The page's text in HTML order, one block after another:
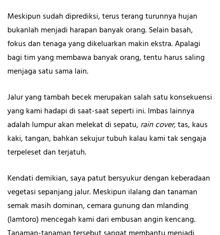
Meskipun sudah diprediksi, terus terang turunnya hujan
bukanlah menjadi harapan banyak orang. Selain basah,
fokus dan tenaga yang dikeluarkan makin ekstra. Apalagi
bagi tim yang membawa banyak orang, tentu harus saling
menjaga satu sama lain.
Jalur yang tambah becek merupakan salah satu konsekuensi
yang kami hadapi di saat-saat seperti ini. Imbas lainnya
adalah lumpur akan melekat di sepatu, rain cover,tas, kaus
kaki, tangan, bahkan sekujur tubuh kalau kami tak sengaja
terpeleset dan terjatuh.
Kendati demikian, saya patut bersyukur dengan keberadaan
vegetasi sepanjang jalur. Meskipun ilalang dan tanaman
semak masih dominan, cemara gunung dan mlanding
(lamtoro) mencegah kami dari embusan angin kencang.